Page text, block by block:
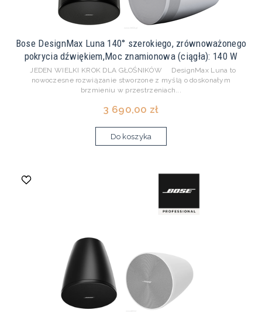
Bose DesignMax Luna 140° szerokiego, zrównoważonego
pokrycia dźwiękiem,Moc znamionowa (ciągła): 140 W
JEDEN WIELKI KROK DLA GŁOŚNIKÓW DesignMax Luna to
nowoczesne rozwiązanie stworzone z myślą o doskonałym
brzmieniu w przestrzeniach...
3 690,00 zł
Do koszyka